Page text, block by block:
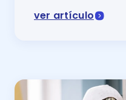
ver artículo